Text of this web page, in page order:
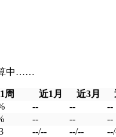
算中……
周 近1月 近3月
-- --
--
-- --
--
--/-- --/--